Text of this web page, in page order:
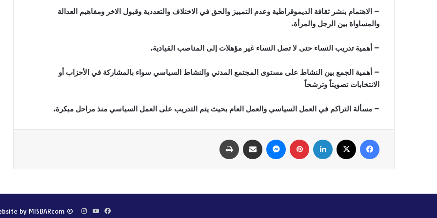
– الاهتمام بنشر ثقافة الديموقراطية وعدم التمييز والحق في الاختلاف والتعددية وقبول الاخر ومفاهيم العدالة
والمساواة بين الرجل والمرأة.
– أهمية تدريب النساء حتى لا تصل النساء غير مؤهلات إلى المناصب القيادية.
– أهمية الجمع بين النشاط على مستوى المجتمع المدني والنشاط السياسي سواء بالمشاركة في الأحزاب أو
الانتخابات تصويتاً وترشحاً
– مسألة التراكم في العمل السياسي والعمل العام بحيث يتم التدريب على العمل السياسي منذ مراحل مبكرة.
فيسبوك لينكدإن بينتيريست ماسنجر مشاركة عبر البريد
© Copyright 2026, TAMMUZ ORG, All Rights Reserved |
by MISBARcom فيسبوك‫YouTube
انستقرام